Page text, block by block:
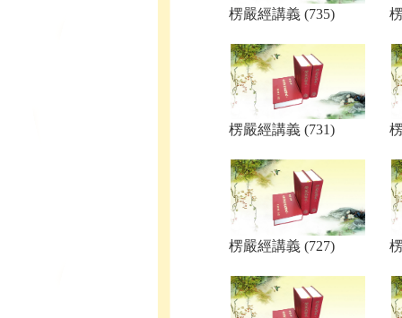
楞嚴經講義 (735)
楞嚴經講義 (731)
楞嚴經講義 (727)